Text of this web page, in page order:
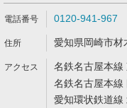
0120-941-967
愛知県岡崎市
名鉄名古屋本線
名鉄名古屋本線
愛知環状鉄道線